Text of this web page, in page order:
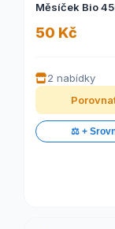
Měsíček Bio
50 Kč
2 nabídky
⚖️ +